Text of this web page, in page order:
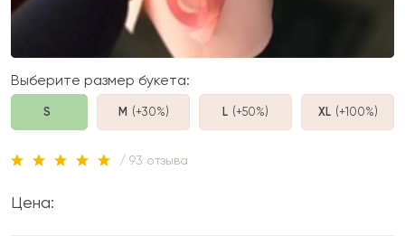
Выберите размер букета:
S M (+30%) L (+50%) XL (+100%)
/ 93 отзыва
Цена: